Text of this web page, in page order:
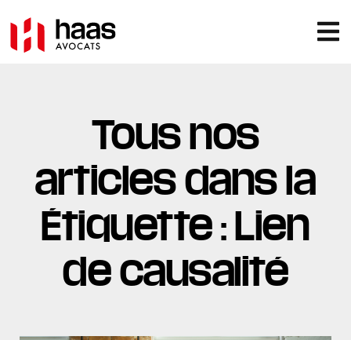
Tous nos
articles dans la
Étiquette : Lien
de causalité